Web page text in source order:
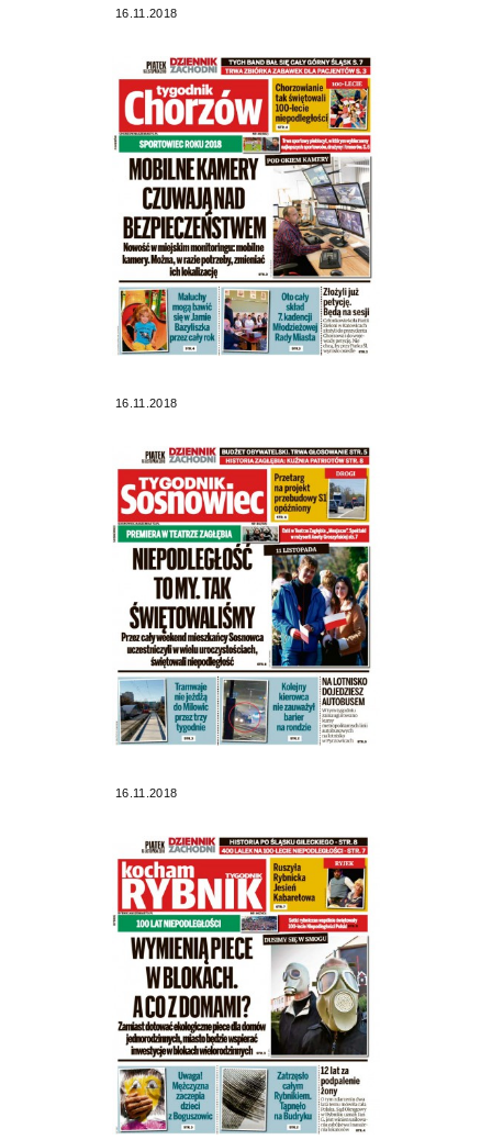
16.11.2018
16.11.2018
16.11.2018